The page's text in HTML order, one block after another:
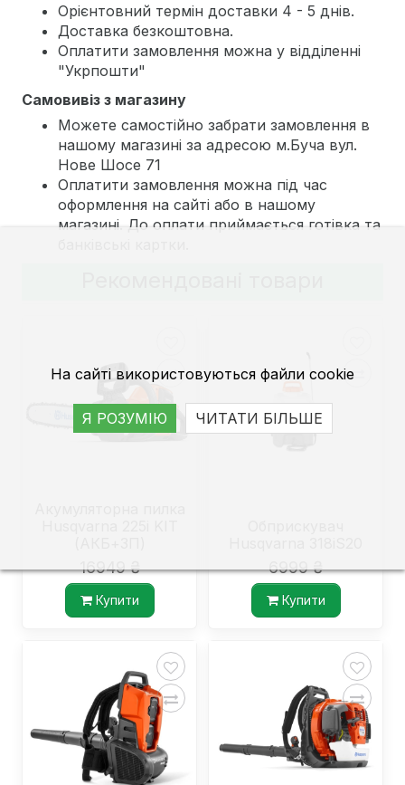
Орієнтовний термін доставки 4 - 5 днів.
Доставка безкоштовна.
Оплатити замовлення можна у відділенні
"Укрпошти"
Самовивіз з магазину
Можете самостійно забрати замовлення в
нашому магазині за адресою м.Буча вул.
Нове Шосе 71
Оплатити замовлення можна під час
оформлення на сайті або в нашому
магазині. До оплати приймається готівка та
На сайті використовуються файли cookie
Я РОЗУМІЮ ЧИТАТИ БІЛЬШЕ
16949 ₴
Купити
6999 ₴
Купити